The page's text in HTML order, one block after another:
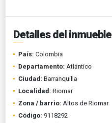
Detalles del inmueble
País: Colombia
Departamento: Atlántico
Ciudad: Barranquilla
Localidad: Riomar
Zona / barrio: Altos de Riomar
Código: 9118292